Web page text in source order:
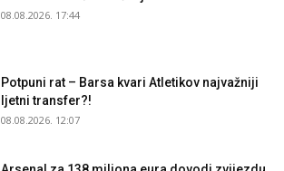
08.08.2026. 17:44
Potpuni rat – Barsa kvari Atletikov najvažniji
ljetni transfer?!
08.08.2026. 12:07